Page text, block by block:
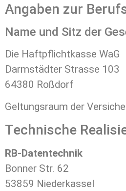
Angaben zur
Name und Sitz der
Die Haftpflichtkasse WaG
Darmstädter Strasse 103
64380 Roßdorf
Geltungsraum der
Technische
RB-Datentechnik
Bonner Str. 62
53859 Niederkassel